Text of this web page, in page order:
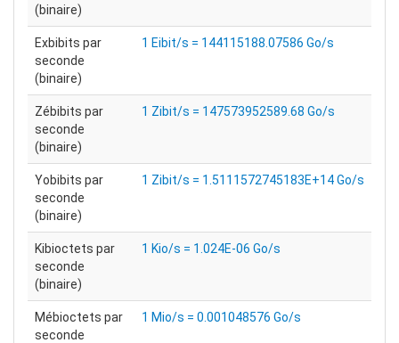
(binaire)
Exbibits par
seconde
(binaire)
1 Eibit/s = 144115188.07586 Go/s
Zébibits par
seconde
(binaire)
1 Zibit/s = 147573952589.68 Go/s
Yobibits par
seconde
(binaire)
1 Zibit/s = 1.5111572745183E+14 Go/s
Kibioctets par
seconde
(binaire)
1 Kio/s = 1.024E-06 Go/s
Mébioctets par
seconde
1 Mio/s = 0.001048576 Go/s